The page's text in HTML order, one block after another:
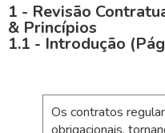
1 - Revisão
& Princípios
1.1 - Introdução
Os contratos